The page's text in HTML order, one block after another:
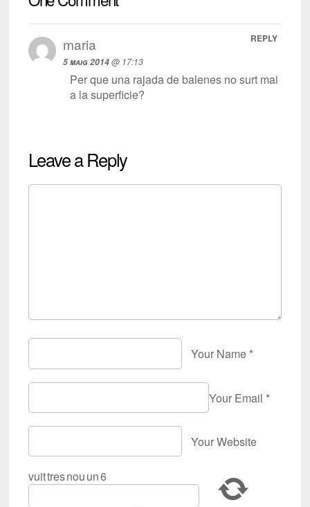
maria
5 maig 2014@ 17:13
Per que una rajada de balenes no surt mai
a la superficie?
REPLY
Leave a Reply
Your Name *
Your Email *
Your Website
vuittresnouun6